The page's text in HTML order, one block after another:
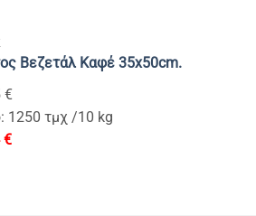
Βεζετάλ Kαφέ 35x50cm.
€
1250 τμχ /10 kg
€